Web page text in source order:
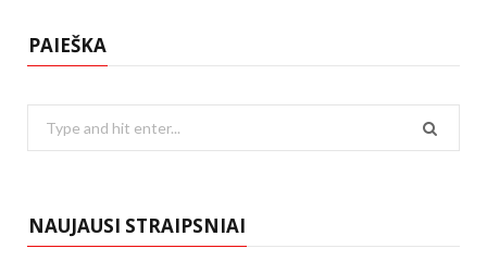
PAIEŠKA
NAUJAUSI STRAIPSNIAI